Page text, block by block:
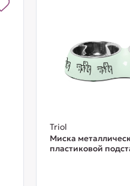
Triol
Миска
пластиковой